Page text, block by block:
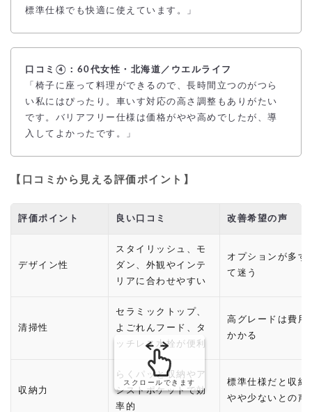
標準仕様でも快適に使えています。」
口コミ④：60代女性・北海道／ウエルライフ
「椅子に座って料理ができるので、長時間立つのがつら
い私にはぴったり。車いす対応の高さ調整もありがたい
です。バリアフリー仕様は価格がやや高めでしたが、導
入してよかったです。」
【口コミから見える評価ポイント】
評価ポイント 良い口コミ 改善希望の声
デザイン性
スタイリッシュ、モ
ダン、外観やインテ
リアに合わせやすい
オプションが多す
て迷う
清掃性
セラミックトップ、
よごれんフード、タ
ッチレス水栓が便利
高グレードは費用
かかる
収納力
らくパッと収納やア
シストポケットで効
率的
標準仕様だと収納
やや少ないとの声
スクロールできます